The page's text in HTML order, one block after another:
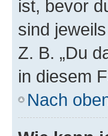
ist, bevor
sind
Z. B. „Du
in diesem
Nach